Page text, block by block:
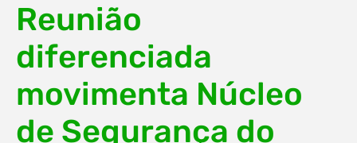
Reunião
diferenciada
movimenta Núcleo
de Segurança do